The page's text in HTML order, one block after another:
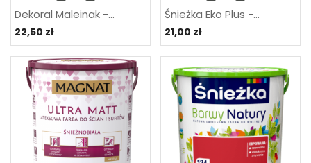
Dekoral Maleinak -...
22,50 zł
Śnieżka Eko Plus -...
21,00 zł